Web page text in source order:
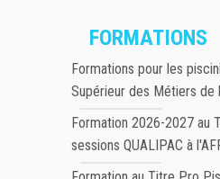
FORMATIONS
Formations pour les
Supérieur des Métiers de
Formation 2026-2027 au
sessions QUALIPAC à